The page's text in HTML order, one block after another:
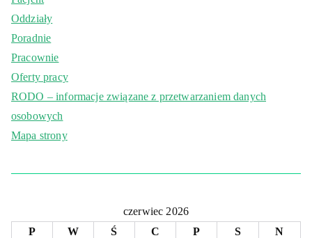
Oddziały
Poradnie
Pracownie
Oferty pracy
RODO – informacje związane z przetwarzaniem danych
osobowych
Mapa strony
czerwiec 2026
P
W Ś C P S
N